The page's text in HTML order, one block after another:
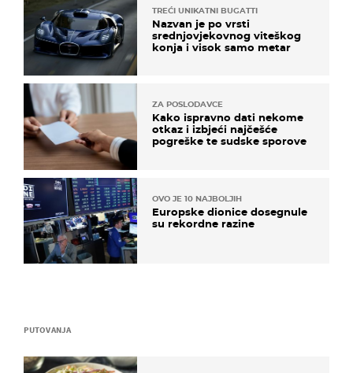
PUTOVANJA
TREĆI UNIKATNI BUGATTI
Nazvan je po vrsti
srednjovjekovnog viteškog
konja i visok samo metar
ZA POSLODAVCE
Kako ispravno dati nekome
otkaz i izbjeći najčešće
pogreške te sudske sporove
OVO JE 10 NAJBOLJIH
Europske dionice dosegnule
su rekordne razine